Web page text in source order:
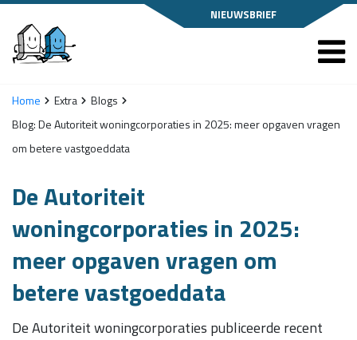
NIEUWSBRIEF
Home Extra
Blogs
Blog: De Autoriteit woningcorporaties in 2025: meer opgaven vragen
om betere vastgoeddata
De Autoriteit
woningcorporaties in 2025:
meer opgaven vragen om
betere vastgoeddata
De Autoriteit woningcorporaties publiceerde recent